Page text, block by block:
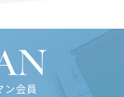
ン会員